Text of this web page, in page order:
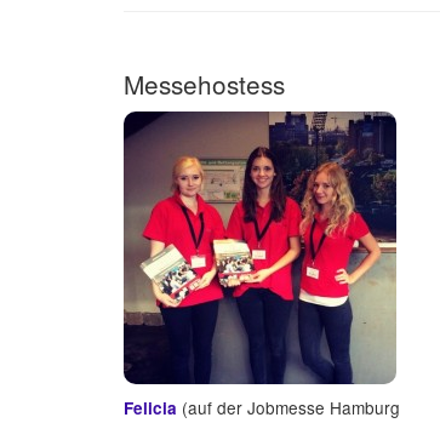
Messehostess
Felicia (auf der Jobmesse Hamburg